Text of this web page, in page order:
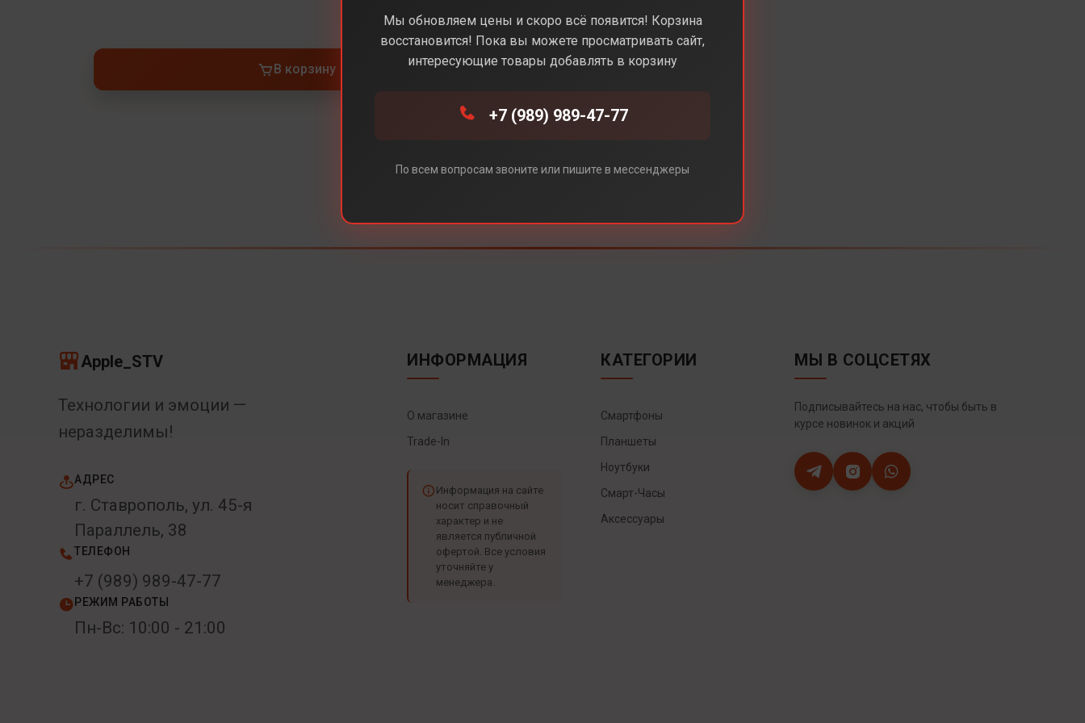
В корзину
Apple_STV
Технологии и эмоции —
неразделимы!
АДРЕС
г. Ставрополь, ул. 45-я
Параллель, 38
ТЕЛЕФОН
+7 (989) 989-47-77
РЕЖИМ РАБОТЫ
Пн-Вс: 10:00 - 21:00
ИНФОРМАЦИЯ
О магазине
Trade-In
Информация на сайте
носит справочный
характер и не
является публичной
офертой. Все условия
уточняйте у
менеджера.
КАТЕГОРИИ
Смартфоны
Планшеты
Ноутбуки
Смарт-Часы
Аксессуары
МЫ В СОЦСЕТЯХ
Подписывайтесь на нас, чтобы быть в
курсе новинок и акций
Мы обновляем цены и скоро всё появится! Корзина
восстановится! Пока вы можете просматривать сайт,
интересующие товары добавлять в корзину
+7 (989) 989-47-77
По всем вопросам звоните или пишите в мессенджеры